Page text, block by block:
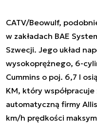
CATV/Beowulf,
w zakładach BAE
Szwecji. Jego układ
wysokoprężnego, 6-
Cummins o poj. 6,7 l
KM, który
automatyczną firmy
km/h prędkości